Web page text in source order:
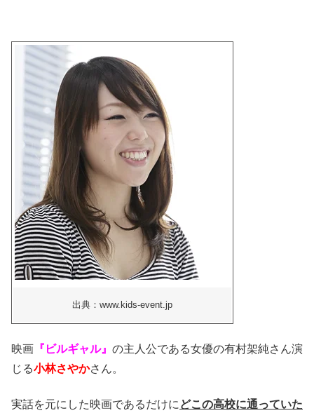
出典：www.kids-event.jp
映画 『ビルギャル』 の主人公である女優の有村架純さん演
じる小林さやかさん。
実話を元にした映画であるだけに どこの高校に通っていた